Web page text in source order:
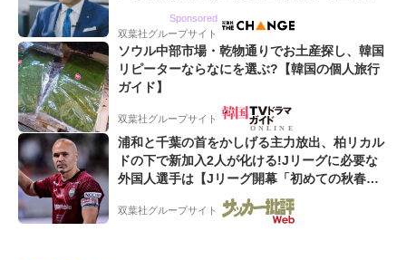
Sponsored
双葉社グループサイト
ソウル中部市場・乾物通りでお土産探し、韓国
リピーターならなにを選ぶ?【韓国の個人旅行
ガイド】
双葉社グループサイト
浦和と千葉の首をかしげる主力放出、柏リカル
ドの下で新加入2人が化ける!Jリーグに必要な
外国人選手は【Jリーグ開幕「初めての秋春
双葉社グループサイト